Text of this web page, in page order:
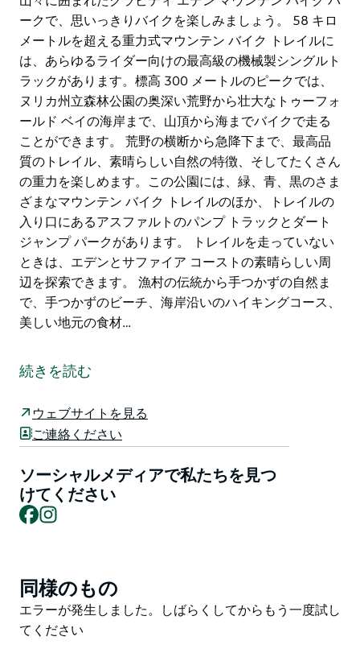
ークで、思いっきりバイクを楽しみましょう。 58 キロ
メートルを超える重力式マウンテン バイク トレイルに
は、あらゆるライダー向けの最高級の機械製シングルト
ラックがあります。標高 300 メートルのピークでは、
ヌリカ州立森林公園の奥深い荒野から壮大なトゥーフォ
ールド ベイの海岸まで、山頂から海までバイクで走る
ことができます。 荒野の横断から急降下まで、最高品
質のトレイル、素晴らしい自然の特徴、そしてたくさん
の重力を楽しめます。この公園には、緑、青、黒のさま
ざまなマウンテン バイク トレイルのほか、トレイルの
入り口にあるアスファルトのパンプ トラックとダート
ジャンプ パークがあります。 トレイルを走っていない
ときは、エデンとサファイア コーストの素晴らしい周
辺を探索できます。 漁村の伝統から手つかずの自然ま
で、手つかずのビーチ、海岸沿いのハイキングコース、
美しい地元の食材…
山々に囲まれたグラビティ エデン マウンテン バイク パ
ークで、思いっきりバイクを楽しみましょう。
58 キロメートルを超える重力式マウンテン バイク トレ
イルには、あらゆるライダー向けの最高級の機械製シン
では、ヌリカ州立森林公園の奥深い荒野から壮大なトゥ
ーフォールド ベイの海岸まで、山頂から海までバイク
で走ることができます。
す。この公園には、緑、青、黒のさまざまなマウンテン
バイク トレイルのほか、トレイルの入り口にあるアス
ファルトのパンプ トラックとダート ジャンプ パークが
あります。
続きを読む
ウェブサイトを見る
ご連絡ください
ソーシャルメディアで私たちを見つ
けてください
Facebook
Product
List
同様のもの
Product
List
エラーが発生しました。しばらくしてからもう一度試し
てください